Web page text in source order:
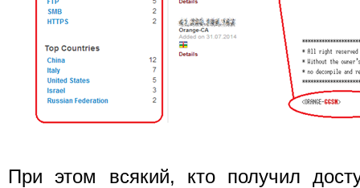
При этом всякий, кто получил